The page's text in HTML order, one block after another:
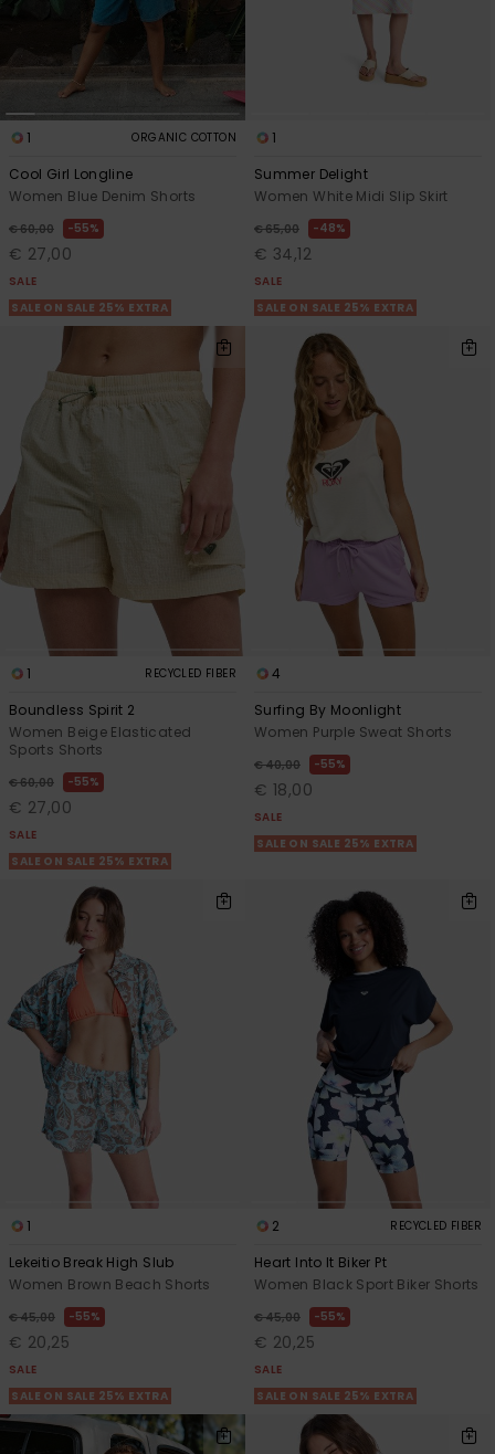
1 ORGANIC COTTON
Cool Girl Longline
Women Blue Denim Shorts
€ 60,00 55%
€ 27,00
SALE
SALE ON SALE 25% EXTRA
1
Summer Delight
Women White Midi Slip Skirt
€ 65,00 48%
€ 34,12
SALE
SALE ON SALE 25% EXTRA
1 RECYCLED FIBER
Boundless Spirit 2
Women Beige Elasticated
Sports Shorts
€ 60,00 55%
€ 27,00
SALE
SALE ON SALE 25% EXTRA
4
Surfing By Moonlight
Women Purple Sweat Shorts
€ 40,00 55%
€ 18,00
SALE
SALE ON SALE 25% EXTRA
1
Lekeitio Break High Slub
Women Brown Beach Shorts
€ 45,00 55%
€ 20,25
SALE
SALE ON SALE 25% EXTRA
2 RECYCLED FIBER
Heart Into It Biker Pt
Women Black Sport Biker Shorts
€ 45,00 55%
€ 20,25
SALE
SALE ON SALE 25% EXTRA